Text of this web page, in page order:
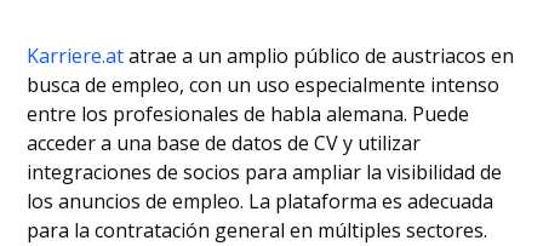
Karriere.atatrae a un amplio público de austriacos en
busca de empleo, con un uso especialmente intenso
entre los profesionales de habla alemana. Puede
acceder a una base de datos de CV y utilizar
integraciones de socios para ampliar la visibilidad de
los anuncios de empleo. La plataforma es adecuada
para la contratación general en múltiples sectores.